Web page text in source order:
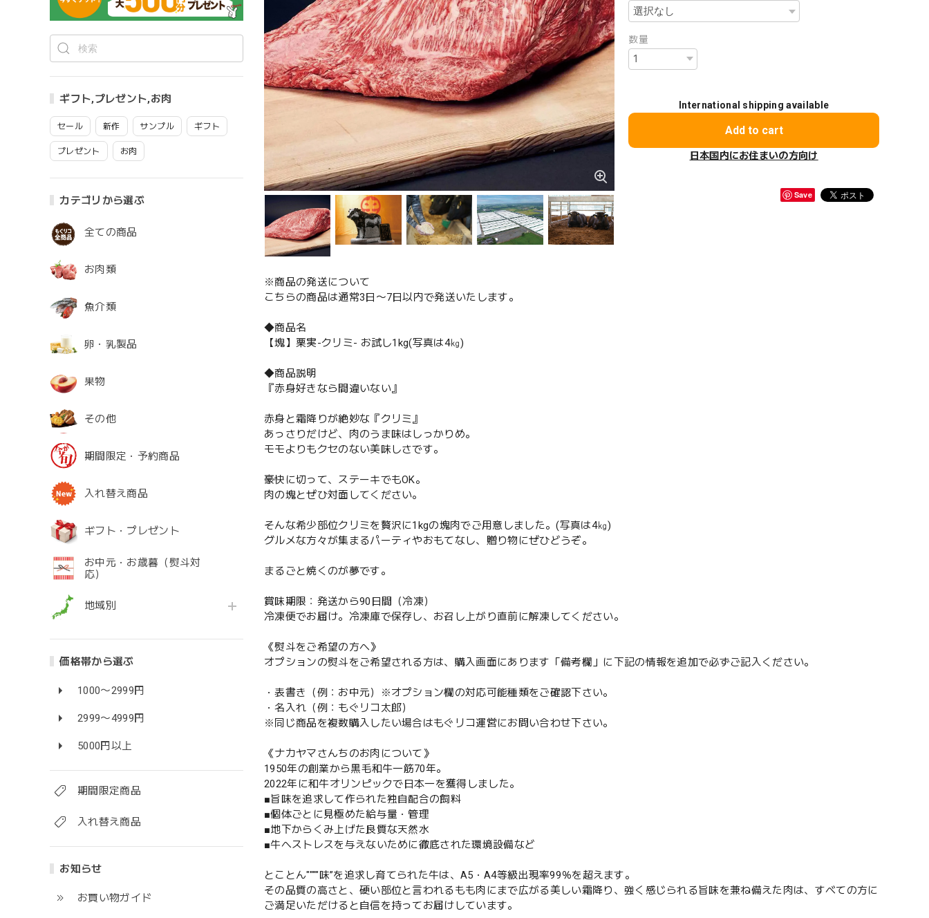
ギフト,プレゼント,お肉
セール 新作 サンプル ギフト
プレゼント お肉
カテゴリから選ぶ
全ての商品
お肉類
魚介類
卵・乳製品
果物
その他
期間限定・予約商品
入れ替え商品
ギフト・プレゼント
お中元・お歳暮（熨斗対
応）
地域別
価格帯から選ぶ
1000〜2999円
2999〜4999円
5000円以上
期間限定商品
入れ替え商品
お知らせ
お買い物ガイド
数量
International shipping available
Add to cart
日本国内にお住まいの方向け
Save
※商品の発送について
こちらの商品は通常3日〜7日以内で発送いたします。
◆商品名
【塊】栗実-クリミ- お試し1kg(写真は4㎏)
◆商品説明
『赤身好きなら間違いない』
赤身と霜降りが絶妙な『クリミ』
あっさりだけど、肉のうま味はしっかりめ。
モモよりもクセのない美味しさです。
豪快に切って、ステーキでもOK。
肉の塊とぜひ対面してください。
そんな希少部位クリミを贅沢に1kgの塊肉でご用意しました。(写真は4㎏)
グルメな方々が集まるパーティやおもてなし、贈り物にぜひどうぞ。
まるごと焼くのが夢です。
賞味期限：発送から90日間（冷凍）
冷凍便でお届け。冷凍庫で保存し、お召し上がり直前に解凍してください。
《熨斗をご希望の方へ》
オプションの熨斗をご希望される方は、購入画面にあります「備考欄」に下記の情報を追加で必ずご記入ください。
・表書き（例：お中元）※オプション欄の対応可能種類をご確認下さい。
・名入れ（例：もぐリコ太郎）
※同じ商品を複数購入したい場合はもぐリコ運営にお問い合わせ下さい。
《ナカヤマさんちのお肉について》
1950年の創業から黒毛和牛一筋70年。
2022年に和牛オリンピックで日本一を獲得しました。
■旨味を追求して作られた独自配合の飼料
■個体ごとに見極めた給与量・管理
■地下からくみ上げた良質な天然水
■牛へストレスを与えないために徹底された環境設備など
とことん""""味”を追求し育てられた牛は、A5・A4等級出現率99％を超えます。
その品質の高さと、硬い部位と言われるもも肉にまで広がる美しい霜降り、強く感じられる旨味を兼ね備えた肉は、すべての方に
ご満足いただけると自信を持ってお届けしています。